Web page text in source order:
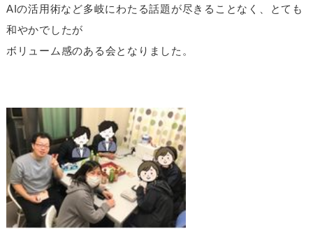
AIの活用術など多岐にわたる話題が尽きることなく、とても
和やかでしたが
ボリューム感のある会となりました。